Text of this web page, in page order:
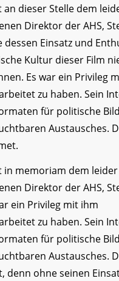
an dieser Stelle dem
Direktor der AHS,
dessen Einsatz und
Kultur dieser Film
Es war ein Privileg
zu haben. Sein
für politische
Austausches.
in memoriam dem leider
Direktor der AHS,
ein Privileg mit ihm
zu haben. Sein
für politische
Austausches.
denn ohne seinen